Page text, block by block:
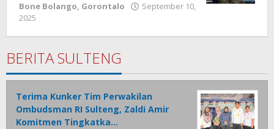
Bone Bolango, Gorontalo
September 10,
2025
BERITA SULTENG
Terima Kunker Tim Perwakilan
Ombudsman RI Sulteng, Zaldi Amir
Komitmen Tingkatka…